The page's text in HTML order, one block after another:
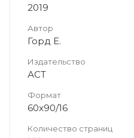
2019
Автор
Горд Е.
Издательство
АСТ
Формат
60x90/16
Количество страниц